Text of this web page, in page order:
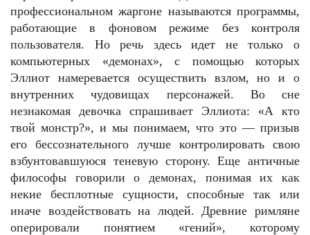
профессиональном жаргоне называются программы,
работающие в фоновом режиме без контроля
пользователя. Но речь здесь идет не только о
компьютерных «демонах», с помощью которых
Эллиот намеревается осуществить взлом, но и о
внутренних чудовищах персонажей. Во сне
незнакомая девочка спрашивает Эллиота: «А кто
твой монстр?», и мы понимаем, что это — призыв
его бессознательного лучше контролировать свою
взбунтовавшуюся теневую сторону. Еще античные
философы говорили о демонах, понимая их как
некие бесплотные сущности, способные так или
иначе воздействовать на людей. Древние римляне
оперировали понятием «гений», которому